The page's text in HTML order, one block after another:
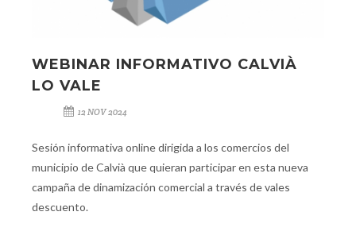
WEBINAR INFORMATIVO CALVIÀ
LO VALE
12 NOV 2024
Sesión informativa online dirigida a los comercios del
municipio de Calvià que quieran participar en esta nueva
campaña de dinamización comercial a través de vales
descuento.